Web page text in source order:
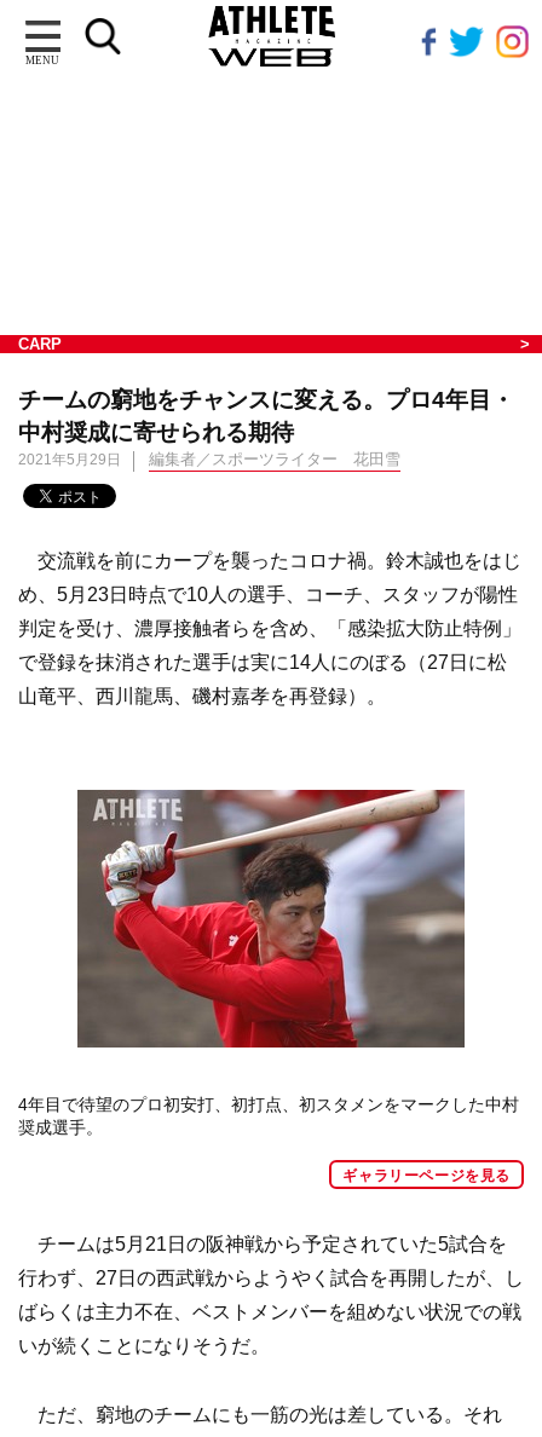
MENU
CARP
チームの窮地をチャンスに変える。プロ4年目・
中村奨成に寄せられる期待
2021年5月29日 編集者／スポーツライター 花田雪
交流戦を前にカープを襲ったコロナ禍。鈴木誠也をはじ
め、5月23日時点で10人の選手、コーチ、スタッフが陽性
判定を受け、濃厚接触者らを含め、「感染拡大防止特例」
で登録を抹消された選手は実に14人にのぼる（27日に松
山竜平、西川龍馬、磯村嘉孝を再登録）。
4年目で待望のプロ初安打、初打点、初スタメンをマークした中村
奨成選手。
ギャラリーページを見る
チームは5月21日の阪神戦から予定されていた5試合を
行わず、27日の西武戦からようやく試合を再開したが、し
ばらくは主力不在、ベストメンバーを組めない状況での戦
いが続くことになりそうだ。
ただ、窮地のチームにも一筋の光は差している。それ